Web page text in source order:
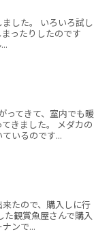
した。 いろいろ試し
ったりしたのです
ってきて、室内でも暖
きました。 メダカの
いるのです...
たので、購入しに行
た観賞魚屋さんで購入
ンで...